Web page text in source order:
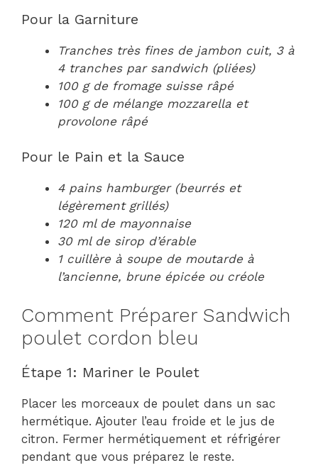
Pour la Garniture
Tranches très fines de jambon cuit, 3 à
4 tranches par sandwich (pliées)
100 g de fromage suisse râpé
100 g de mélange mozzarella et
provolone râpé
Pour le Pain et la Sauce
4 pains hamburger (beurrés et
légèrement grillés)
120 ml de mayonnaise
30 ml de sirop d’érable
1 cuillère à soupe de moutarde à
l’ancienne, brune épicée ou créole
Comment Préparer Sandwich
poulet cordon bleu
Étape 1: Mariner le Poulet
Placer les morceaux de poulet dans un sac
hermétique. Ajouter l’eau froide et le jus de
citron. Fermer hermétiquement et réfrigérer
pendant que vous préparez le reste.